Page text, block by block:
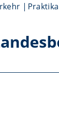
Praktika